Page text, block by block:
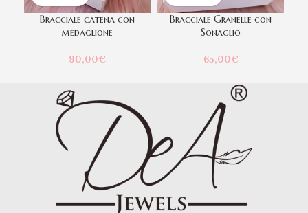
Bracciale catena con
medaglione
90,00€
Bracciale Granelle con
Sonaglio
65,00€